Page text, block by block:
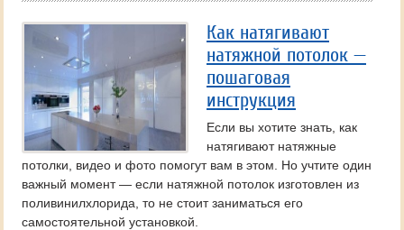
Как натягивают
натяжной потолок —
пошаговая
инструкция
Если вы хотите знать, как
натягивают натяжные
потолки, видео и фото помогут вам в этом. Но учтите один
важный момент — если натяжной потолок изготовлен из
поливинилхлорида, то не стоит заниматься его
самостоятельной установкой.